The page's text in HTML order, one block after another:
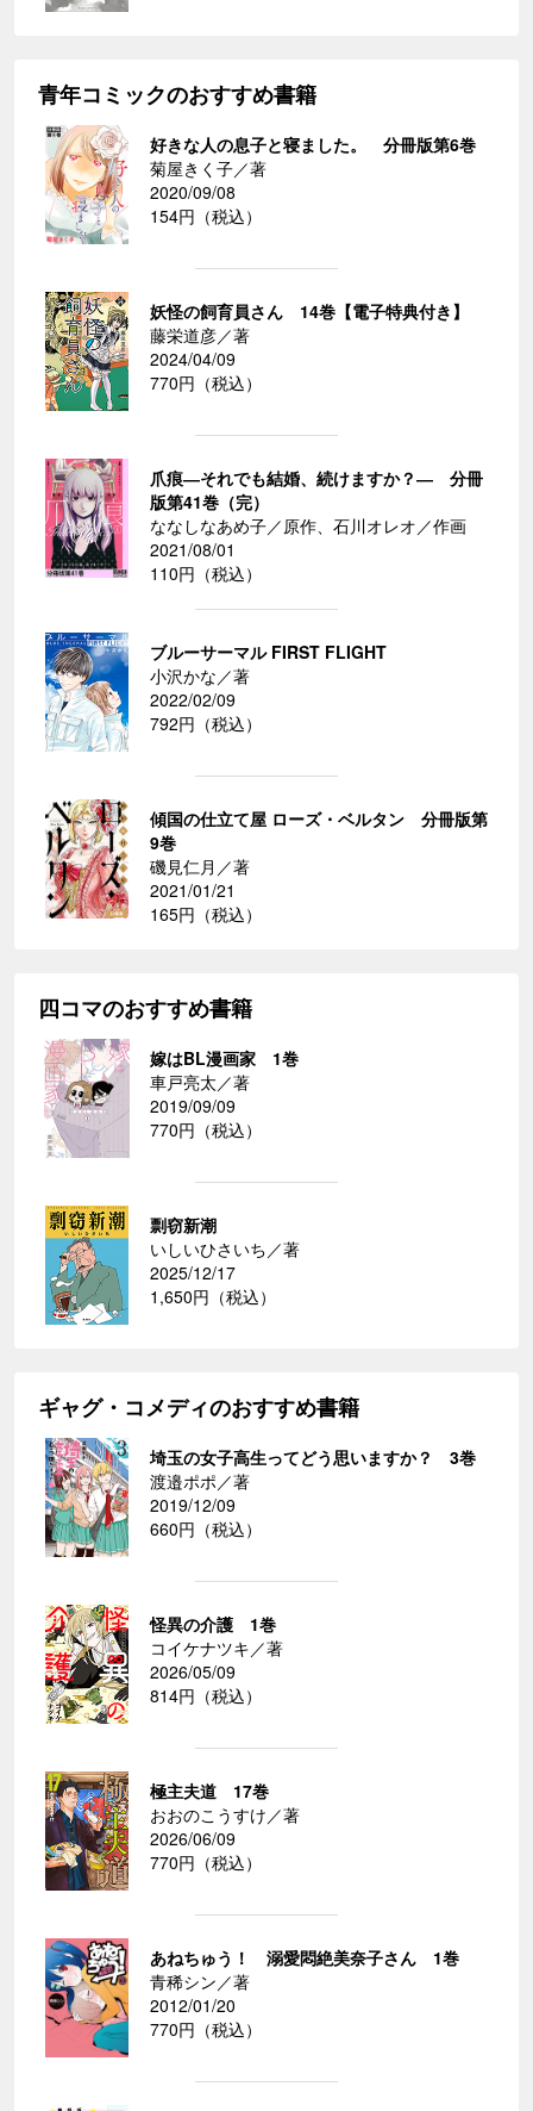
青年コミックのおすすめ書籍
好きな人の息子と寝ました。 分冊版第6巻
菊屋きく子／著
2020/09/08
154円（税込）
妖怪の飼育員さん 14巻【電子特典付き】
藤栄道彦／著
2024/04/09
770円（税込）
爪痕―それでも結婚、続けますか？― 分冊
版第41巻（完）
ななしなあめ子／原作、石川オレオ／作画
2021/08/01
110円（税込）
ブルーサーマル FIRST FLIGHT
小沢かな／著
2022/02/09
792円（税込）
傾国の仕立て屋 ローズ・ベルタン 分冊版第
9巻
磯見仁月／著
2021/01/21
165円（税込）
四コマのおすすめ書籍
嫁はBL漫画家 1巻
車戸亮太／著
2019/09/09
770円（税込）
剽窃新潮
いしいひさいち／著
2025/12/17
1,650円（税込）
ギャグ・コメディのおすすめ書籍
埼玉の女子高生ってどう思いますか？ 3巻
渡邉ポポ／著
2019/12/09
660円（税込）
怪異の介護 1巻
コイケナツキ／著
2026/05/09
814円（税込）
極主夫道 17巻
おおのこうすけ／著
2026/06/09
770円（税込）
あねちゅう！ 溺愛悶絶美奈子さん 1巻
青稀シン／著
2012/01/20
770円（税込）